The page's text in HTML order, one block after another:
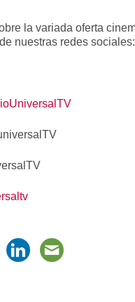
la variada oferta
nuestras redes sociales: